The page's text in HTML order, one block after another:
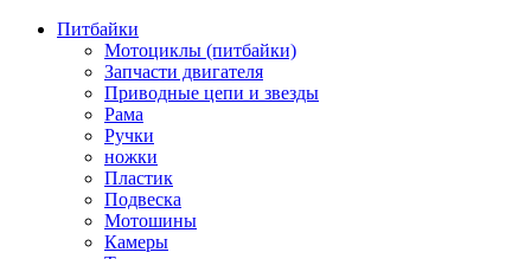
Питбайки
Мотоциклы (питбайки)
Запчасти двигателя
Приводные цепи и звезды
Рама
Ручки
ножки
Пластик
Подвеска
Мотошины
Камеры